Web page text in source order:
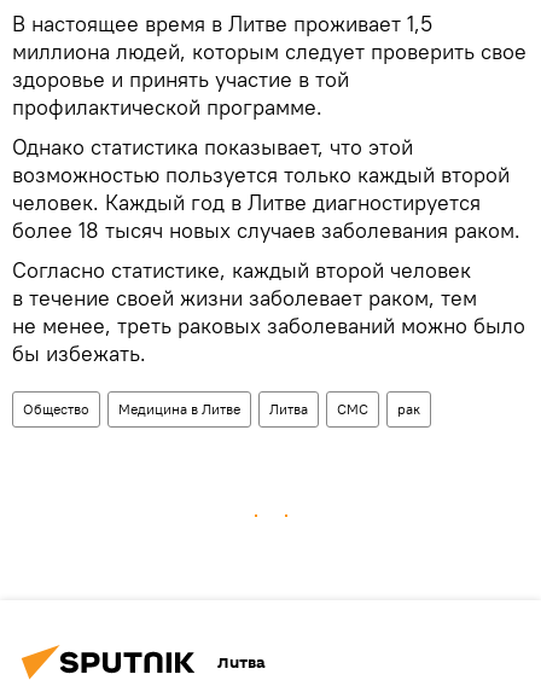
В настоящее время в Литве проживает 1,5
миллиона людей, которым следует проверить свое
здоровье и принять участие в той
профилактической программе.
Однако статистика показывает, что этой
возможностью пользуется только каждый второй
человек. Каждый год в Литве диагностируется
более 18 тысяч новых случаев заболевания раком.
Согласно статистике, каждый второй человек
в течение своей жизни заболевает раком, тем
не менее, треть раковых заболеваний можно было
бы избежать.
Общество Медицина в Литве Литва СМС рак
Литва